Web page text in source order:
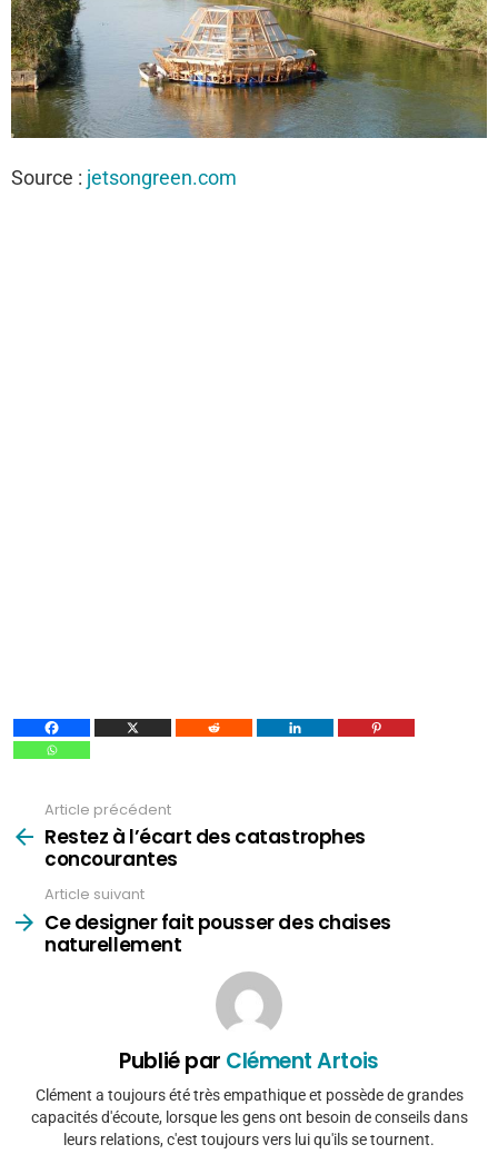
Source : jetsongreen.com
plus
Article précédent
Restez à l’écart des catastrophes
concourantes
Article suivant
Ce designer fait pousser des chaises
naturellement
Publié par Clément Artois
Clément a toujours été très empathique et possède de grandes
capacités d'écoute, lorsque les gens ont besoin de conseils dans
leurs relations, c'est toujours vers lui qu'ils se tournent.